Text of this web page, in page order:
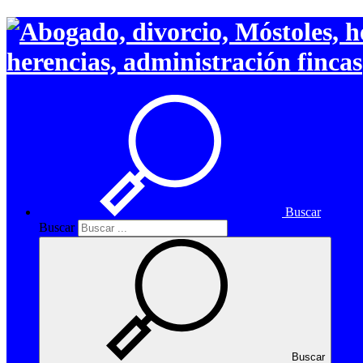
herencias, administración fincas
Buscar
Buscar
Buscar